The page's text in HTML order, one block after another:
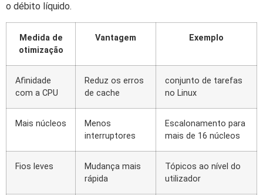
o débito líquido.
Medida de
otimização
Vantagem Exemplo
Afinidade
com a CPU
Reduz os erros
de cache
conjunto de tarefas
no Linux
Mais núcleos
Menos
interruptores
Escalonamento para
mais de 16 núcleos
Fios leves
Mudança mais
rápida
Tópicos ao nível do
utilizador